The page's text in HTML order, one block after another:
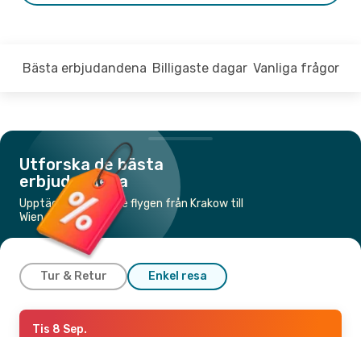
Bästa erbjudandena Billigaste dagar Vanliga frågor
Utforska de bästa
erbjudandena
Upptäck de billigaste flygen från Krakow till
Wien
Tur & Retur Enkel resa
Tors 24 Sep.
Tis 8 Sep.